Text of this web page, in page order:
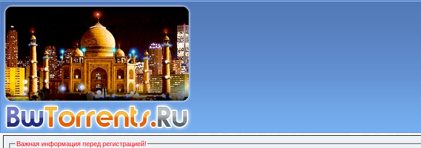
Важная информация перед регистрацией!